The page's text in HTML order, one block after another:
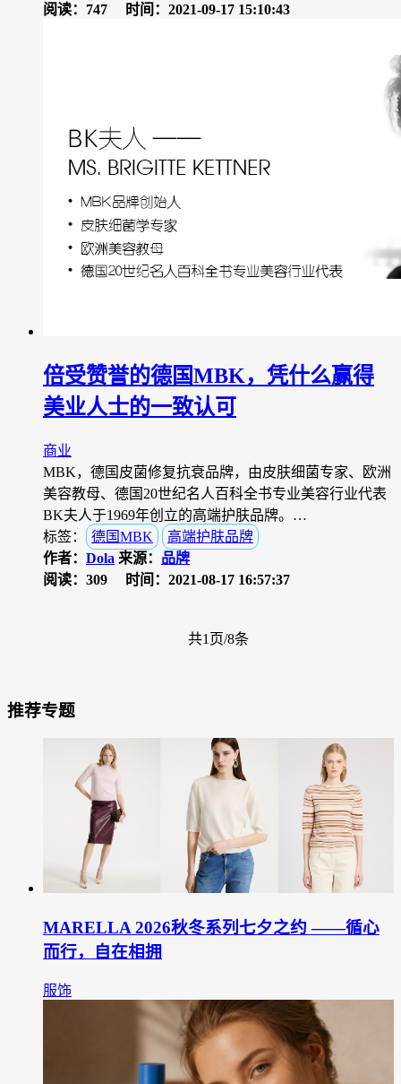
阅读：747
时间：2021-09-17 15:10:43
倍受赞誉的德国MBK，凭什么赢得
美业人士的一致认可
商业
MBK，德国皮菌修复抗衰品牌，由皮肤细菌专家、欧洲
美容教母、德国20世纪名人百科全书专业美容行业代表
BK夫人于1969年创立的高端护肤品牌。…
标签：
德国MBK
高端护肤品牌
作者： Dola 来源： 品牌
阅读：309
时间：2021-08-17 16:57:37
共1页/8条
推荐专题
MARELLA 2026秋冬系列七夕之约 ——循心
而行，自在相拥
服饰